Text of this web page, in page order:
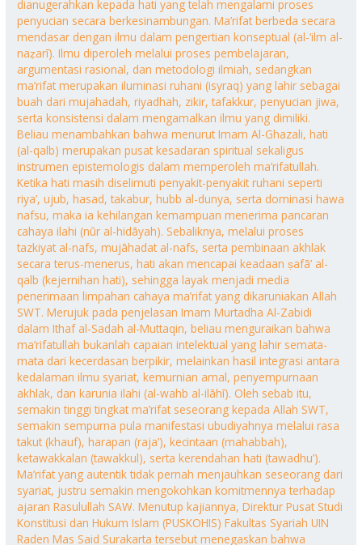
dianugerahkan kepada hati yang telah mengalami proses
penyucian secara berkesinambungan. Ma’rifat berbeda secara
mendasar dengan ilmu dalam pengertian konseptual (al-‘ilm al-
naẓarī). Ilmu diperoleh melalui proses pembelajaran,
argumentasi rasional, dan metodologi ilmiah, sedangkan
ma’rifat merupakan iluminasi ruhani (isyraq) yang lahir sebagai
buah dari mujahadah, riyadhah, zikir, tafakkur, penyucian jiwa,
serta konsistensi dalam mengamalkan ilmu yang dimiliki.
Beliau menambahkan bahwa menurut Imam Al-Ghazali, hati
(al-qalb) merupakan pusat kesadaran spiritual sekaligus
instrumen epistemologis dalam memperoleh ma’rifatullah.
Ketika hati masih diselimuti penyakit-penyakit ruhani seperti
riya’, ujub, hasad, takabur, hubb al-dunya, serta dominasi hawa
nafsu, maka ia kehilangan kemampuan menerima pancaran
cahaya ilahi (nūr al-hidāyah). Sebaliknya, melalui proses
tazkiyat al-nafs, mujāhadat al-nafs, serta pembinaan akhlak
secara terus-menerus, hati akan mencapai keadaan ṣafā’ al-
qalb (kejernihan hati), sehingga layak menjadi media
penerimaan limpahan cahaya ma’rifat yang dikaruniakan Allah
SWT. Merujuk pada penjelasan Imam Murtadha Al-Zabidi
dalam Ithaf al-Sadah al-Muttaqin, beliau menguraikan bahwa
ma’rifatullah bukanlah capaian intelektual yang lahir semata-
mata dari kecerdasan berpikir, melainkan hasil integrasi antara
kedalaman ilmu syariat, kemurnian amal, penyempurnaan
akhlak, dan karunia ilahi (al-wahb al-ilāhī). Oleh sebab itu,
semakin tinggi tingkat ma’rifat seseorang kepada Allah SWT,
semakin sempurna pula manifestasi ubudiyahnya melalui rasa
takut (khauf), harapan (raja’), kecintaan (mahabbah),
ketawakkalan (tawakkul), serta kerendahan hati (tawadhu’).
Ma’rifat yang autentik tidak pernah menjauhkan seseorang dari
syariat, justru semakin mengokohkan komitmennya terhadap
ajaran Rasulullah SAW. Menutup kajiannya, Direktur Pusat Studi
Konstitusi dan Hukum Islam (PUSKOHIS) Fakultas Syariah UIN
Raden Mas Said Surakarta tersebut menegaskan bahwa